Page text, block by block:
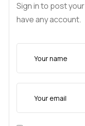
Sign in to post
have any account.